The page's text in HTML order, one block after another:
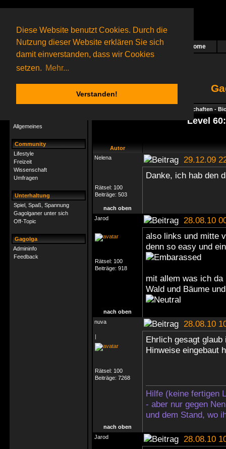
Diese Website benutzt Cookies. Durch die
Nutzung dieser Website erklären Sie sich
damit einverstanden, dass wir Cookies
setzen. Mehr...
Verstanden!
Das nächste Rätsel ist in Arbeit Home
60 Gagolganeronline(0 registrierte und 60 Gäste)
Gagolganer:
9732Rätsel online:
Allgemeines
Community
Lifestyle
Freizeit
Wissenschaft
Umfragen
Unterhaltung
Spiel, Spaß, Spannung
Gagolganer unter sich
Off-Topic
Gagolga
Admininfo
Feedback
Naturwissenschaften -
Level
Autor
Nelena
29.12.09
Rätsel: 100
Beiträge: 503
Danke, ich hab den
nach oben
Jarod
28.08.10
Rätsel: 100
Beiträge: 918
also links und mitte
denn so easy und
mit allem was ich
Wald und Bäume
nach oben
nuva
28.08.10
|
Rätsel: 100
Beiträge: 7268
Ehrlich gesagt
Hinweise eingebaut
Hilfe (keine fertigen
- aber nur gegen
und dem Stand, wo
nach oben
Jarod
28.08.10